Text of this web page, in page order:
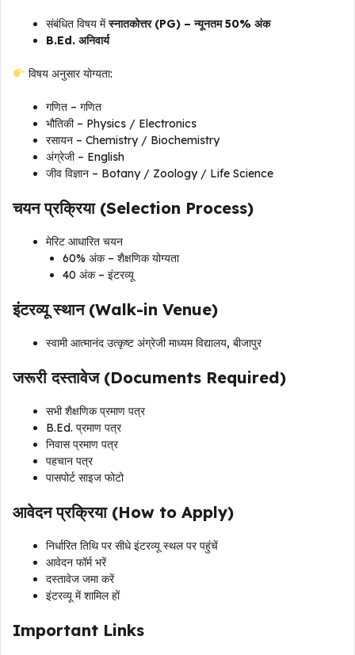
संबंधित विषय मेंस्नातकोत्तर (PG) – न्यूनतम 50% अंक
B.Ed. अनिवार्य
विषय अनुसार योग्यता:
गणित – गणित
भौतिकी – Physics / Electronics
रसायन – Chemistry / Biochemistry
अंग्रेजी – English
जीव विज्ञान – Botany / Zoology / Life Science
चयन प्रक्रिया (Selection Process)
मेरिट आधारित चयन
60% अंक – शैक्षणिक योग्यता
40 अंक – इंटरव्यू
इंटरव्यू स्थान (Walk-in Venue)
स्वामी आत्मानंद उत्कृष्ट अंग्रेजी माध्यम विद्यालय, बीजापुर
जरूरी दस्तावेज (Documents Required)
सभी शैक्षणिक प्रमाण पत्र
B.Ed. प्रमाण पत्र
निवास प्रमाण पत्र
पहचान पत्र
पासपोर्ट साइज फोटो
आवेदन प्रक्रिया (How to Apply)
निर्धारित तिथि पर सीधे इंटरव्यू स्थल पर पहुंचें
आवेदन फॉर्म भरें
दस्तावेज जमा करें
इंटरव्यू में शामिल हों
Important Links